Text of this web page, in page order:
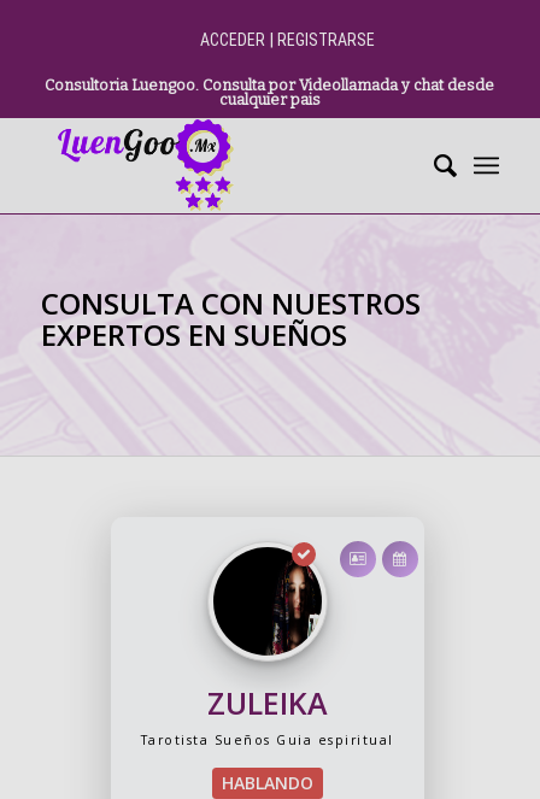
ACCEDER |REGISTRARSE
Consultoria Luengoo. Consulta por Videollamada y chat desde
cualquier pais
CONSULTA CON NUESTROS
EXPERTOS EN SUEÑOS
ZULEIKA
Tarotista Sueños Guia espiritual
HABLANDO